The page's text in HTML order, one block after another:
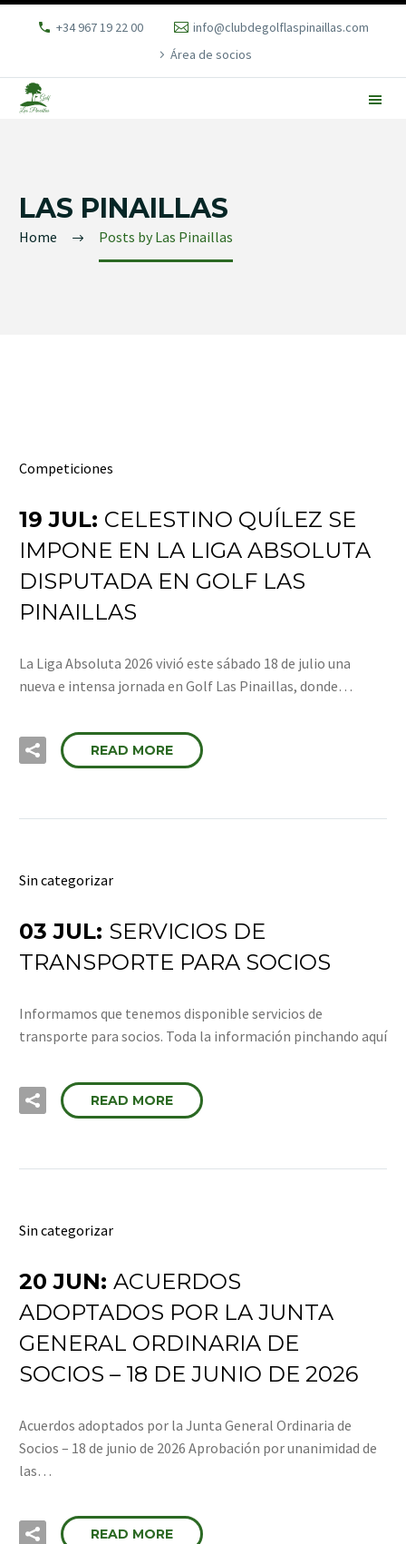
+34 967 19 22 00
info@clubdegolflaspinaillas.com
Área de socios
LAS PINAILLAS
Home Posts by Las Pinaillas
Competiciones
19 JUL: CELESTINO QUÍLEZ SE
IMPONE EN LA LIGA ABSOLUTA
DISPUTADA EN GOLF LAS
PINAILLAS
La Liga Absoluta 2026 vivió este sábado 18 de julio una
nueva e intensa jornada en Golf Las Pinaillas, donde…
READ MORE
Sin categorizar
03 JUL: SERVICIOS DE
TRANSPORTE PARA SOCIOS
Informamos que tenemos disponible servicios de
transporte para socios. Toda la información pinchando aquí
READ MORE
Sin categorizar
20 JUN: ACUERDOS
ADOPTADOS POR LA JUNTA
GENERAL ORDINARIA DE
SOCIOS – 18 DE JUNIO DE 2026
Acuerdos adoptados por la Junta General Ordinaria de
Socios – 18 de junio de 2026 Aprobación por unanimidad de
las…
READ MORE